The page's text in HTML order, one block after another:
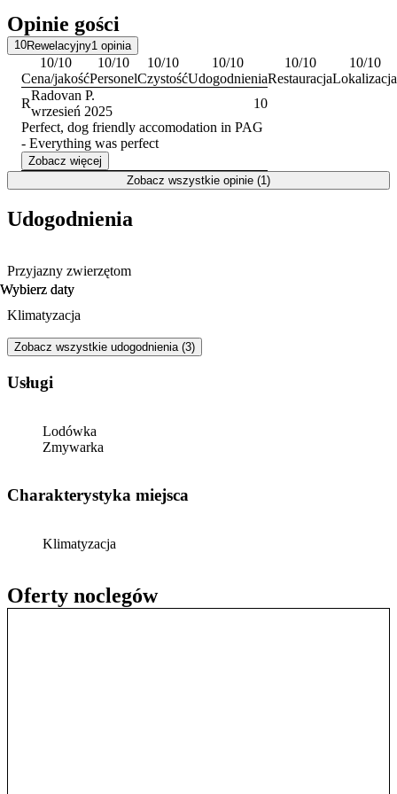
Opinie gości
10Rewelacyjny1 opinia
10/10
Cena/jakość
10/10
Personel
10/10
Czystość
10/10
Udogodnienia
10/10
Restauracja
10/10
Lokalizacja
R
Radovan P.
wrzesień 2025
10
Perfect, dog friendly accomodation in PAG
- Everything was perfect
Zobacz więcej
Zobacz wszystkie opinie (1)
Wybierz daty
Oferty noclegów
Wybierz daty
Udogodnienia
Przyjazny zwierzętom
Klimatyzacja
Zobacz wszystkie udogodnienia (3)
Usługi
Lodówka
Zmywarka
Charakterystyka miejsca
Klimatyzacja